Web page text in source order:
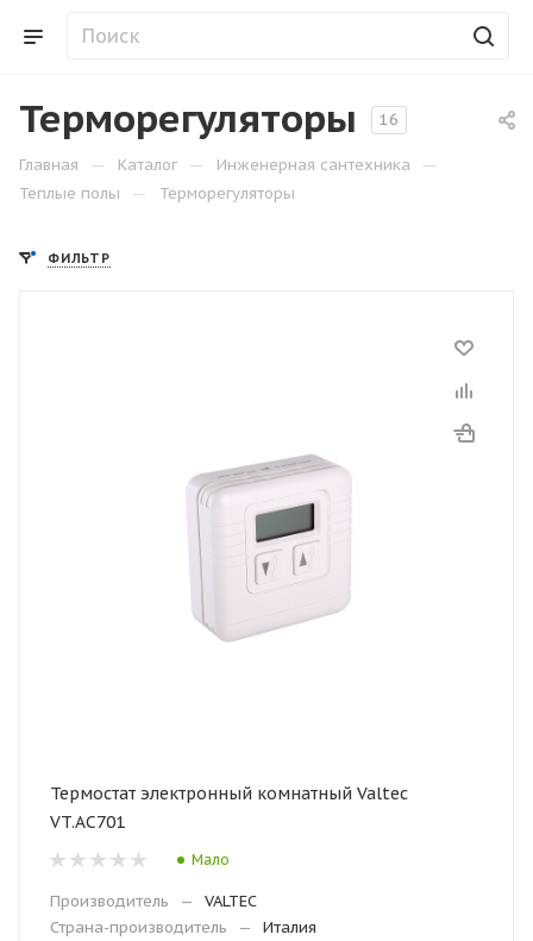
Терморегуляторы 16
Главная — Каталог — Инженерная сантехника —
Теплые полы — Терморегуляторы
ФИЛЬТР
Термостат электронный комнатный Valtec
VT.AC701
Мало
Производитель —
VALTEC
Страна-производитель
—
Италия